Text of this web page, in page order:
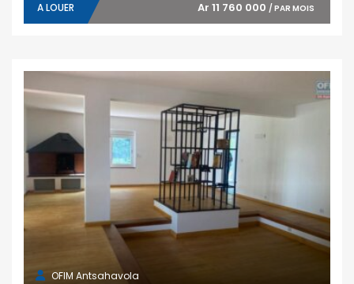
A LOUER Ar 11 760 000 / PAR MOIS
OFIM Antsahavola